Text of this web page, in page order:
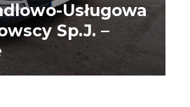
Usługowa
Sp.j. –